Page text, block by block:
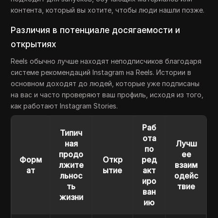
контента, который вы хотите, чтобы люди нашли позже.
Различия в потенциале досягаемости и
открытиях
Reels обычно лучше находят неподписчиков благодаря
системе рекомендаций Instagram на Reels. Истории в
основном доходят до людей, которые уже подписаны
на вас и часто проверяют ваш профиль, исходя из того,
как работают Instagram Stories.
Форм
ат
Типич
ная
продо
лжите
льнос
ть
жизни
Откр
ытие
Раб
ота
по
ред
акт
иро
ван
ию
Лучш
ее
взаим
одейс
твие